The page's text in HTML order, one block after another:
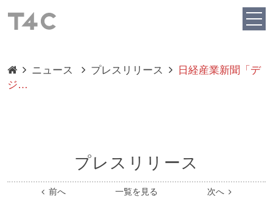
ニュース プレスリリース
日経産業新聞「デ
ジ…
プレスリリース
前へ 一覧を見る 次へ